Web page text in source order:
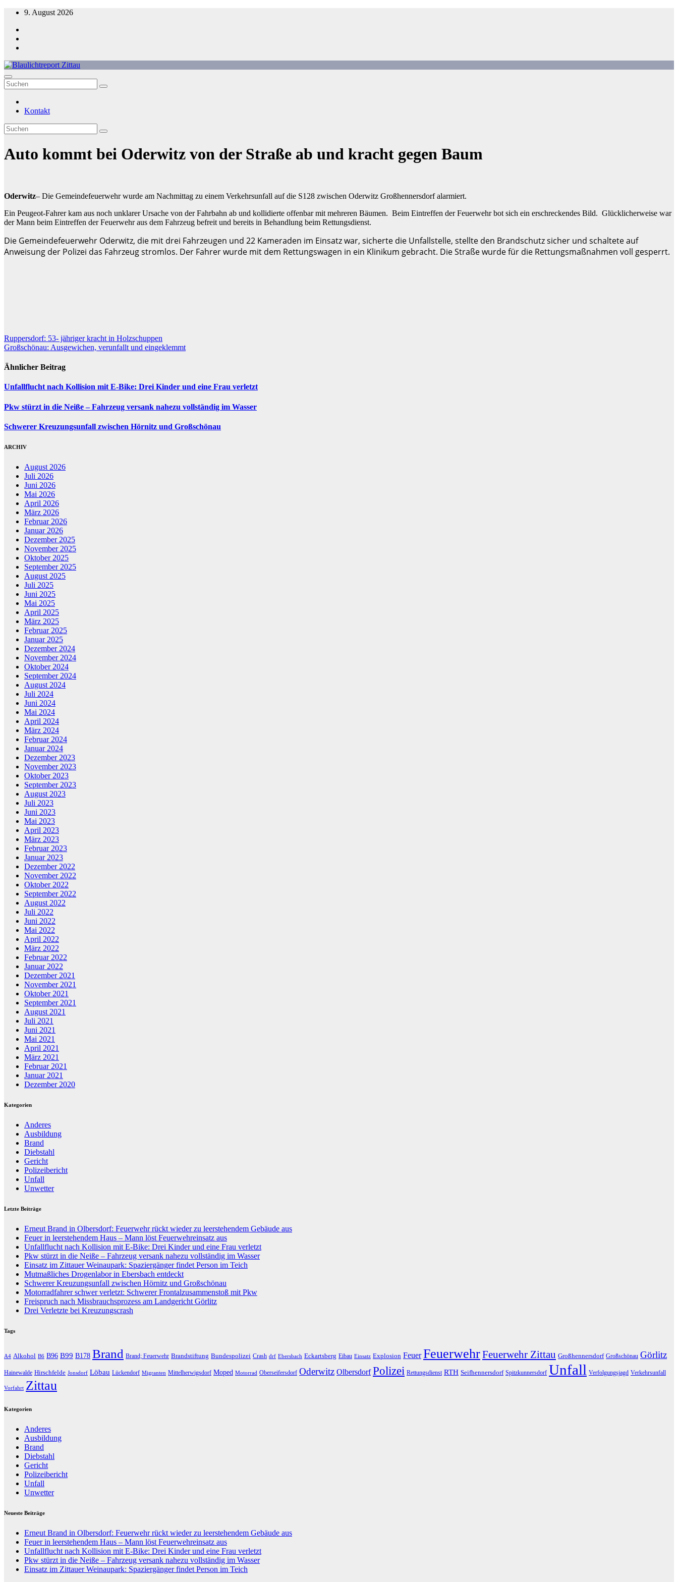
Zum
springen
9. August 2026
Blaulichtreport Zittau
Kontakt
Auto kommt bei Oderwitz von der Straße ab und kracht gegen Baum
Oderwitz– Die Gemeindefeuerwehr wurde am Nachmittag zu einem Verkehrsunfall auf die S128 zwischen Oderwitz Großhennersdorf alarmiert.
Ein Peugeot-Fahrer kam aus noch unklarer Ursache von der Fahrbahn ab und kollidierte offenbar mit mehreren Bäumen. Beim Eintreffen der Feuerwehr bot sich ein erschreckendes Bild. Glücklicherweise war
der Mann beim Eintreffen der Feuerwehr aus dem Fahrzeug befreit und bereits in Behandlung beim Rettungsdienst.
Die Gemeindefeuerwehr Oderwitz, die mit drei Fahrzeugen und 22 Kameraden im Einsatz war, sicherte die Unfallstelle, stellte den Brandschutz sicher und schaltete auf
Anweisung der Polizei das Fahrzeug stromlos. Der Fahrer wurde mit dem Rettungswagen in ein Klinikum gebracht. Die Straße wurde für die Rettungsmaßnahmen voll gesperrt.
Beitragsnavigation
Ruppersdorf: 53- jähriger kracht in Holzschuppen
Großschönau: Ausgewichen, verunfallt und eingeklemmt
Ähnlicher Beitrag
Unfallflucht nach Kollision mit E-Bike: Drei Kinder und eine Frau verletzt
Pkw stürzt in die Neiße – Fahrzeug versank nahezu vollständig im Wasser
Schwerer Kreuzungsunfall zwischen Hörnitz und Großschönau
ARCHIV
August 2026
Juli 2026
Juni 2026
Mai 2026
April 2026
März 2026
Februar 2026
Januar 2026
Dezember 2025
November 2025
Oktober 2025
September 2025
August 2025
Juli 2025
Juni 2025
Mai 2025
April 2025
März 2025
Februar 2025
Januar 2025
Dezember 2024
November 2024
Oktober 2024
September 2024
August 2024
Juli 2024
Juni 2024
Mai 2024
April 2024
März 2024
Februar 2024
Januar 2024
Dezember 2023
November 2023
Oktober 2023
September 2023
August 2023
Juli 2023
Juni 2023
Mai 2023
April 2023
März 2023
Februar 2023
Januar 2023
Dezember 2022
November 2022
Oktober 2022
September 2022
August 2022
Juli 2022
Juni 2022
Mai 2022
April 2022
März 2022
Februar 2022
Januar 2022
Dezember 2021
November 2021
Oktober 2021
September 2021
August 2021
Juli 2021
Juni 2021
Mai 2021
April 2021
März 2021
Februar 2021
Januar 2021
Dezember 2020
Kategorien
Anderes
Ausbildung
Brand
Diebstahl
Gericht
Polizeibericht
Unfall
Unwetter
Letzte Beiträge
Erneut Brand in Olbersdorf: Feuerwehr rückt wieder zu leerstehendem Gebäude aus
Feuer in leerstehendem Haus – Mann löst Feuerwehreinsatz aus
Unfallflucht nach Kollision mit E-Bike: Drei Kinder und eine Frau verletzt
Pkw stürzt in die Neiße – Fahrzeug versank nahezu vollständig im Wasser
Einsatz im Zittauer Weinaupark: Spaziergänger findet Person im Teich
Mutmaßliches Drogenlabor in Ebersbach entdeckt
Schwerer Kreuzungsunfall zwischen Hörnitz und Großschönau
Motorradfahrer schwer verletzt: Schwerer Frontalzusammenstoß mit Pkw
Freispruch nach Missbrauchsprozess am Landgericht Görlitz
Drei Verletzte bei Kreuzungscrash
Tags
A4 Alkohol B6 B96 B99 B178 Brand Brand; Feuerwehr Brandstiftung Bundespolizei Crash drf Ebersbach Eckartsberg Eibau Einsatz Explosion Feuer FeuerwehrFeuerwehr Zittau Großhennersdorf Großschönau Görlitz
Hainewalde Hirschfelde Jonsdorf Löbau Lückendorf Migranten Mittelherwigsdorf Moped Motorrad Oberseifersdorf Oderwitz Olbersdorf Polizei Rettungsdienst RTH Seifhennersdorf Spitzkunnersdorf Unfall Verfolgungsjagd Verkehrsunfall
Vorfahrt Zittau
Kategorien
Anderes
Ausbildung
Brand
Diebstahl
Gericht
Polizeibericht
Unfall
Unwetter
Neueste Beiträge
Erneut Brand in Olbersdorf: Feuerwehr rückt wieder zu leerstehendem Gebäude aus
Feuer in leerstehendem Haus – Mann löst Feuerwehreinsatz aus
Unfallflucht nach Kollision mit E-Bike: Drei Kinder und eine Frau verletzt
Pkw stürzt in die Neiße – Fahrzeug versank nahezu vollständig im Wasser
Einsatz im Zittauer Weinaupark: Spaziergänger findet Person im Teich